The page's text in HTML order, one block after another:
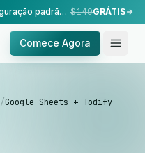
Configuração feita para você — configuração padrão, realizada pela nossa equipe. $149GRÁTIS
Comece Agora
/Google Sheets + Todify